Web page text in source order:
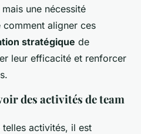
une nécessité
aligner ces
stratégique de
leur efficacité et renforcer
des activités de team
activités, il est